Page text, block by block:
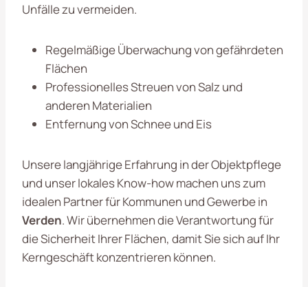
Unfälle zu vermeiden.
Regelmäßige Überwachung von gefährdeten
Flächen
Professionelles Streuen von Salz und
anderen Materialien
Entfernung von Schnee und Eis
Unsere langjährige Erfahrung in der Objektpflege
und unser lokales Know-how machen uns zum
idealen Partner für Kommunen und Gewerbe in
Verden. Wir übernehmen die Verantwortung für
die Sicherheit Ihrer Flächen, damit Sie sich auf Ihr
Kerngeschäft konzentrieren können.